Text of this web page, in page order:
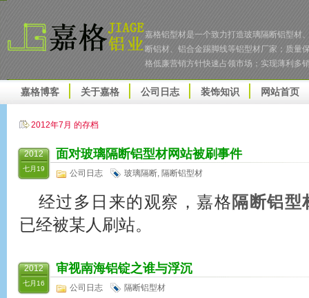
嘉格铝型材是一个致力打造玻璃隔断铝型材
断铝材、铝合金踢脚线等铝型材厂家；质量
格低廉营销方针快速占领市场；实现薄利多
嘉格博客 关于嘉格 公司日志 装饰知识 网站首页
2012年7月 的存档
2012
七月19
面对玻璃隔断铝型材网站被刷事件
公司日志 玻璃隔断, 隔断铝型材
经过多日来的观察，嘉格隔断铝型
已经被某人刷站。
2012
七月16
审视南海铝锭之谁与浮沉
公司日志 隔断铝型材